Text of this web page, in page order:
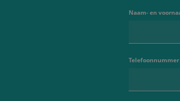
Naam- en
Telefoonnummer